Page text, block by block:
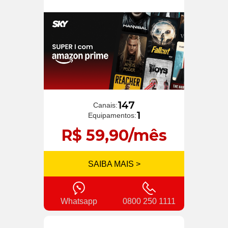
Canais:147
Equipamentos:1
R$ 59,90/mês
SAIBA MAIS >
Whatsapp 0800 250 1111